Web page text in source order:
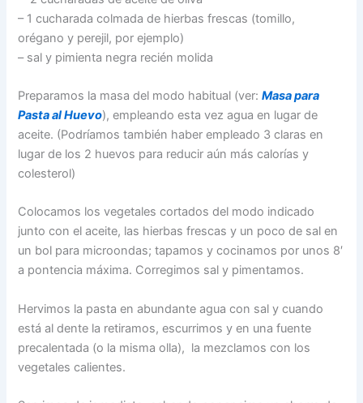
– 1 cucharada colmada de hierbas frescas (tomillo,
orégano y perejil, por ejemplo)
– sal y pimienta negra recién molida
Preparamos la masa del modo habitual (ver:Masa para
Pasta al Huevo), empleando esta vez agua en lugar de
aceite. (Podríamos también haber empleado 3 claras en
lugar de los 2 huevos para reducir aún más calorías y
colesterol)
Colocamos los vegetales cortados del modo indicado
junto con el aceite, las hierbas frescas y un poco de sal en
un bol para microondas; tapamos y cocinamos por unos 8′
a pontencia máxima. Corregimos sal y pimentamos.
Hervimos la pasta en abundante agua con sal y cuando
está al dente la retiramos, escurrimos y en una fuente
precalentada (o la misma olla), la mezclamos con los
vegetales calientes.